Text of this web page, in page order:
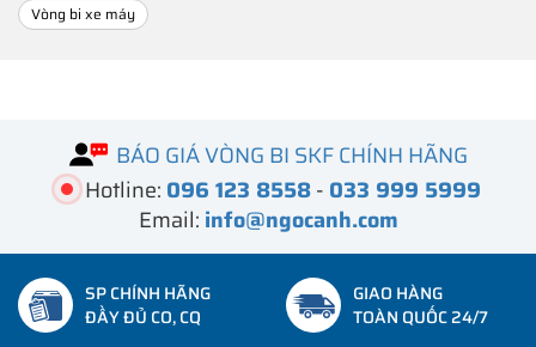
Vòng bi xe máy
BÁO GIÁ VÒNG BI SKF CHÍNH HÃNG
Hotline: 096 123 8558- 033 999 5999
Email: info@ngocanh.com
SP CHÍNH HÃNG
ĐẦY ĐỦ CO, CQ
GIAO HÀNG
TOÀN QUỐC 24/7